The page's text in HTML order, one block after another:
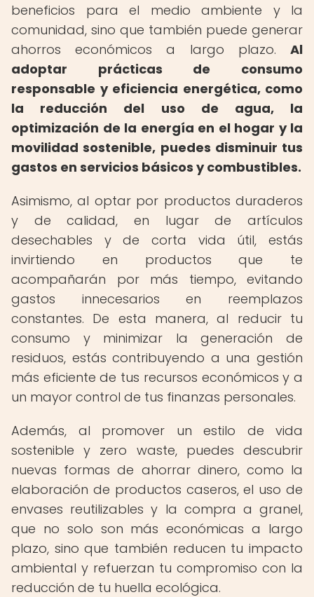
beneficios para el medio ambiente y la
comunidad, sino que también puede generar
ahorros económicos a largo plazo. Al
adoptar prácticas de consumo
responsable y eficiencia energética, como
la reducción del uso de agua, la
optimización de la energía en el hogar y la
movilidad sostenible, puedes disminuir tus
gastos en servicios básicos y combustibles.
Asimismo, al optar por productos duraderos
y de calidad, en lugar de artículos
desechables y de corta vida útil, estás
invirtiendo en productos que te
acompañarán por más tiempo, evitando
gastos innecesarios en reemplazos
constantes. De esta manera, al reducir tu
consumo y minimizar la generación de
residuos, estás contribuyendo a una gestión
más eficiente de tus recursos económicos y a
un mayor control de tus finanzas personales.
Además, al promover un estilo de vida
sostenible y zero waste, puedes descubrir
nuevas formas de ahorrar dinero, como la
elaboración de productos caseros, el uso de
envases reutilizables y la compra a granel,
que no solo son más económicas a largo
plazo, sino que también reducen tu impacto
ambiental y refuerzan tu compromiso con la
reducción de tu huella ecológica.